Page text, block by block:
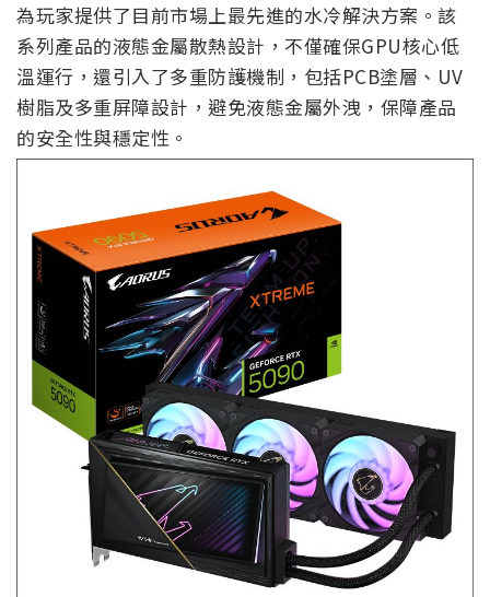
為玩家提供了目前市場上最先進的水冷解決方案。該
系列產品的液態金屬散熱設計，不僅確保GPU核心低
溫運行，還引入了多重防護機制，包括PCB塗層、UV
樹脂及多重屏障設計，避免液態金屬外洩，保障產品
的安全性與穩定性。